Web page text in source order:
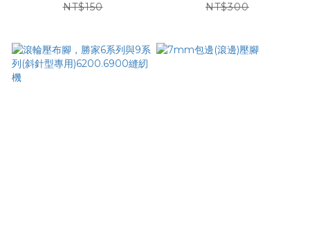
NT$150
NT$300